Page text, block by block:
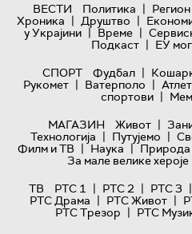
ВЕСТИ Политика | Регион
Хроника | Друштво |
у Украјини | Време |
Подкаст | ЕУ
СПОРТ
Фудбал |
Рукомет | Ватерполо |
спортови |
МАГАЗИН
Живот |
Технологијa | Путујемо |
Филм и ТВ | Наука | Природа
За мале велике хероје
ТВ
РТС 1 | РТС 2 | РТС 3 |
РТС Драма | РТС Живот |
РТС Трезор | РТС